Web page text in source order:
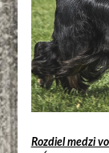
Rozdiel medzi